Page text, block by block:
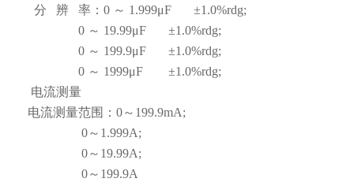
分 辨 率：0 ～ 1.999μF ±1.0%rdg;
0 ～ 19.99μF ±1.0%rdg;
0 ～ 199.9μF ±1.0%rdg;
0 ～ 1999μF ±1.0%rdg;
电流测量
电流测量范围：0～199.9mA;
0～1.999A;
0～19.99A;
0～199.9A